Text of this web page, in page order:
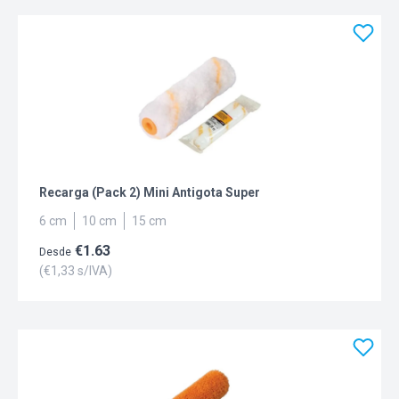
Recarga (Pack 2) Mini Antigota Super
6 cm
10 cm 15 cm
Desde €1.63
(€1,33 s/IVA)